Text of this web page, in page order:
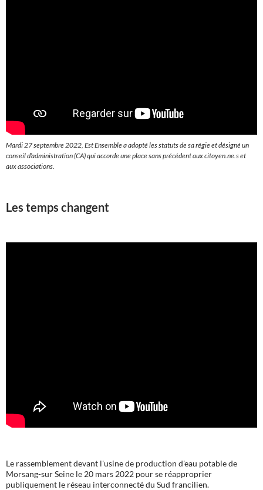
Mardi 27 septembre 2022, Est Ensemble a adopté les statuts de sa régie et désigné un
conseil d’administration (CA) qui accorde une place sans précédent aux citoyen.ne.s et
aux associations.
Les temps changent
Le rassemblement devant l'usine de production d'eau potable de
Morsang-sur Seine le 20 mars 2022 pour se réapproprier
publiquement le réseau interconnecté du Sud francilien.